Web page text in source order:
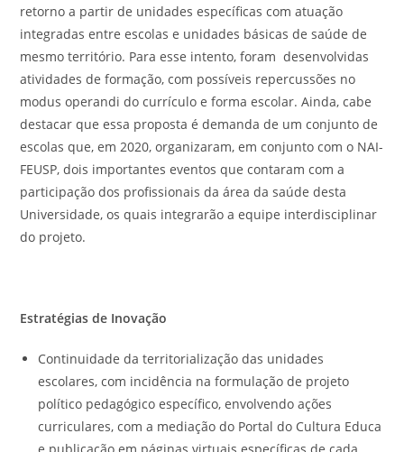
retorno a partir de unidades específicas com atuação
integradas entre escolas e unidades básicas de saúde de
mesmo território. Para esse intento, foram desenvolvidas
atividades de formação, com possíveis repercussões no
modus operandi do currículo e forma escolar. Ainda, cabe
destacar que essa proposta é demanda de um conjunto de
escolas que, em 2020, organizaram, em conjunto com o NAI-
FEUSP, dois importantes eventos que contaram com a
participação dos profissionais da área da saúde desta
Universidade, os quais integrarão a equipe interdisciplinar
do projeto.
Estratégias de Inovação
Continuidade da territorialização das unidades
escolares, com incidência na formulação de projeto
político pedagógico específico, envolvendo ações
curriculares, com a mediação do Portal do Cultura Educa